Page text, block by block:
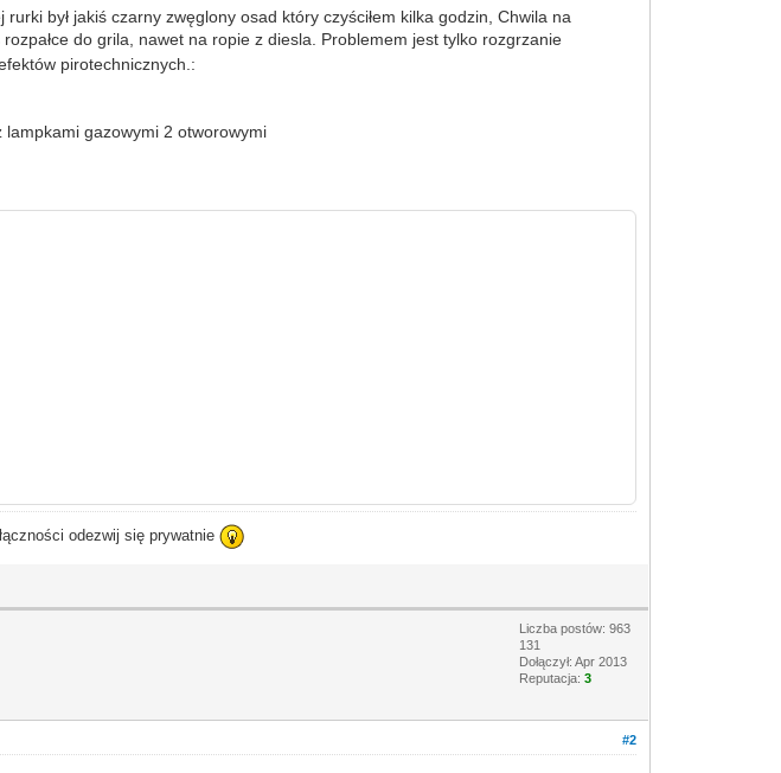
był jakiś czarny zwęglony osad który czyściłem kilka godzin, Chwila na
do grila, nawet na ropie z diesla. Problemem jest tylko rozgrzanie
pirotechnicznych.:
lampkami gazowymi 2 otworowymi
odezwij się prywatnie
Liczba postów: 963
131
Dołączył: Apr 2013
Reputacja:3
#2